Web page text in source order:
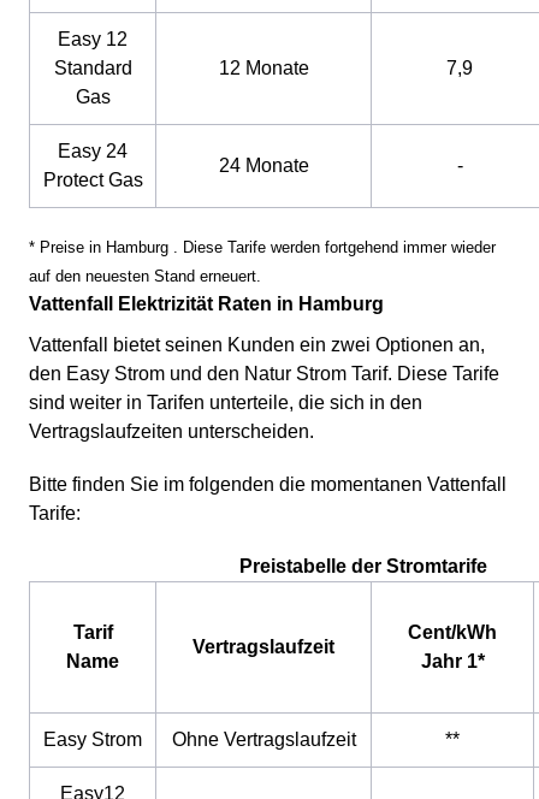
Easy 12
Standard
Gas
12 Monate 7,9
Easy 24
Protect Gas
24 Monate -
* Preise in Hamburg . Diese Tarife werden fortgehend immer wieder
auf den neuesten Stand erneuert.
Vattenfall Elektrizität Raten in Hamburg
Vattenfall bietet seinen Kunden ein zwei Optionen an,
den Easy Strom und den Natur Strom Tarif. Diese Tarife
sind weiter in Tarifen unterteile, die sich in den
Vertragslaufzeiten unterscheiden.
Bitte finden Sie im folgenden die momentanen Vattenfall
Tarife:
Preistabelle der Stromtarife
Tarif
Name
Vertragslaufzeit
Cent/kWh
Jahr 1*
Easy Strom Ohne Vertragslaufzeit **
Easy12